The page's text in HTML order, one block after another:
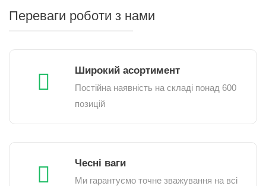
Переваги роботи з нами
Широкий асортимент
Постійна наявність на складі понад 600
позицій
Чесні ваги
Ми гарантуємо точне зважування на всі